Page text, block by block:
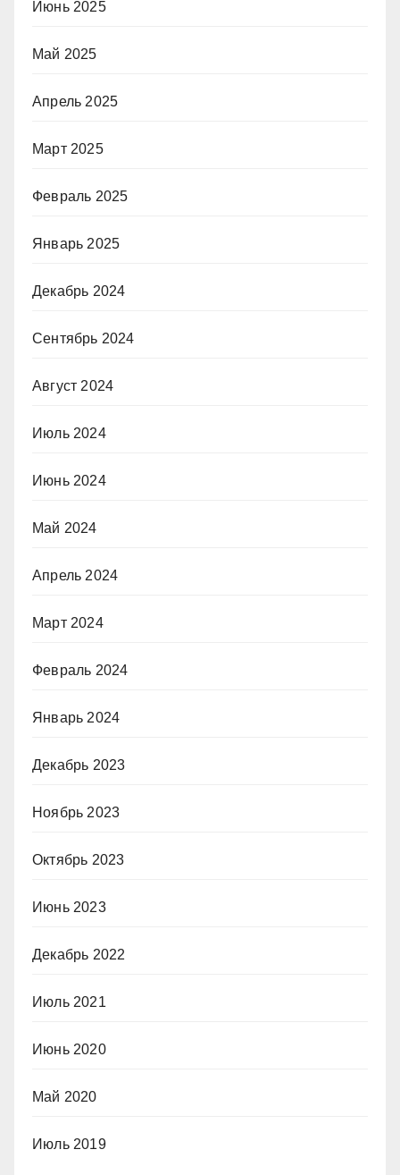
Июнь 2025
Май 2025
Апрель 2025
Март 2025
Февраль 2025
Январь 2025
Декабрь 2024
Сентябрь 2024
Август 2024
Июль 2024
Июнь 2024
Май 2024
Апрель 2024
Март 2024
Февраль 2024
Январь 2024
Декабрь 2023
Ноябрь 2023
Октябрь 2023
Июнь 2023
Декабрь 2022
Июль 2021
Июнь 2020
Май 2020
Июль 2019